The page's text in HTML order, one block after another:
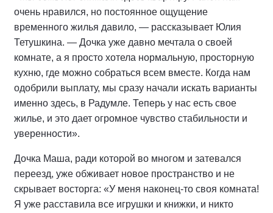
очень нравился, но постоянное ощущение
временного жилья давило, — рассказывает Юлия
Тетушкина. — Дочка уже давно мечтала о своей
комнате, а я просто хотела нормальную, просторную
кухню, где можно собраться всем вместе. Когда нам
одобрили выплату, мы сразу начали искать варианты
именно здесь, в Радумле. Теперь у нас есть свое
жилье, и это дает огромное чувство стабильности и
уверенности».
Дочка Маша, ради которой во многом и затевался
переезд, уже обживает новое пространство и не
скрывает восторга: «У меня наконец-то своя комната!
Я уже расставила все игрушки и книжки, и никто